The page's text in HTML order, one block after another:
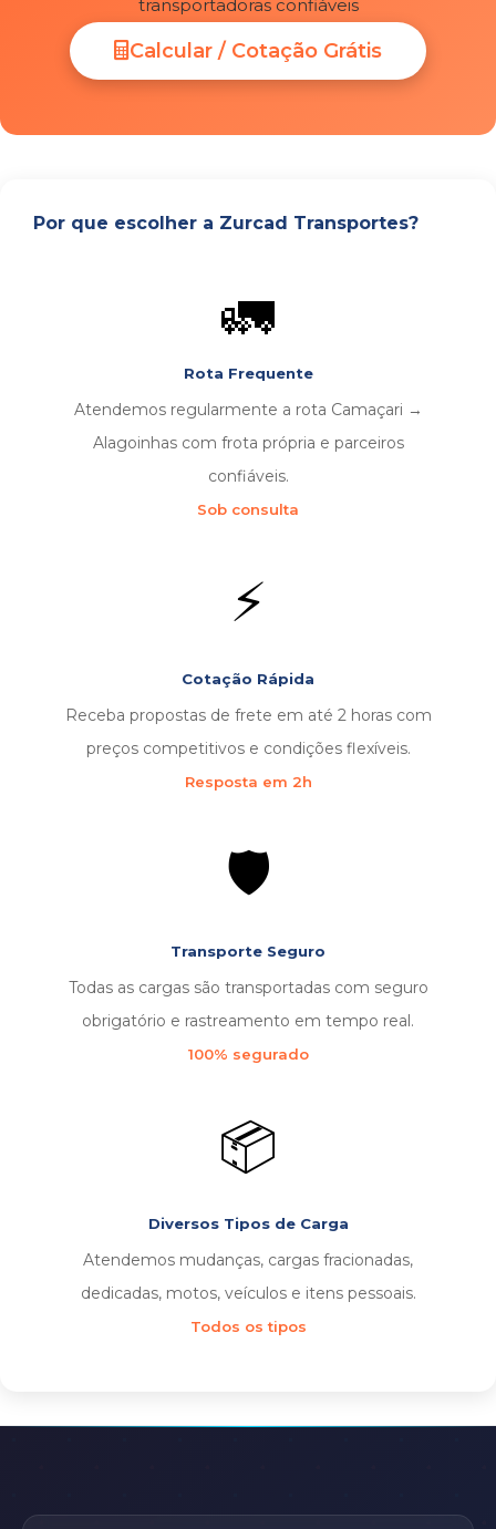
transportadoras confiáveis
Calcular / Cotação Grátis
Por que escolher a Zurcad Transportes?
🚛
Rota Frequente
Atendemos regularmente a rota Camaçari →
Alagoinhas com frota própria e parceiros
confiáveis.
Sob consulta
⚡
Cotação Rápida
Receba propostas de frete em até 2 horas com
preços competitivos e condições flexíveis.
Resposta em 2h
🛡️
Transporte Seguro
Todas as cargas são transportadas com seguro
obrigatório e rastreamento em tempo real.
100% segurado
📦
Diversos Tipos de Carga
Atendemos mudanças, cargas fracionadas,
dedicadas, motos, veículos e itens pessoais.
Todos os tipos